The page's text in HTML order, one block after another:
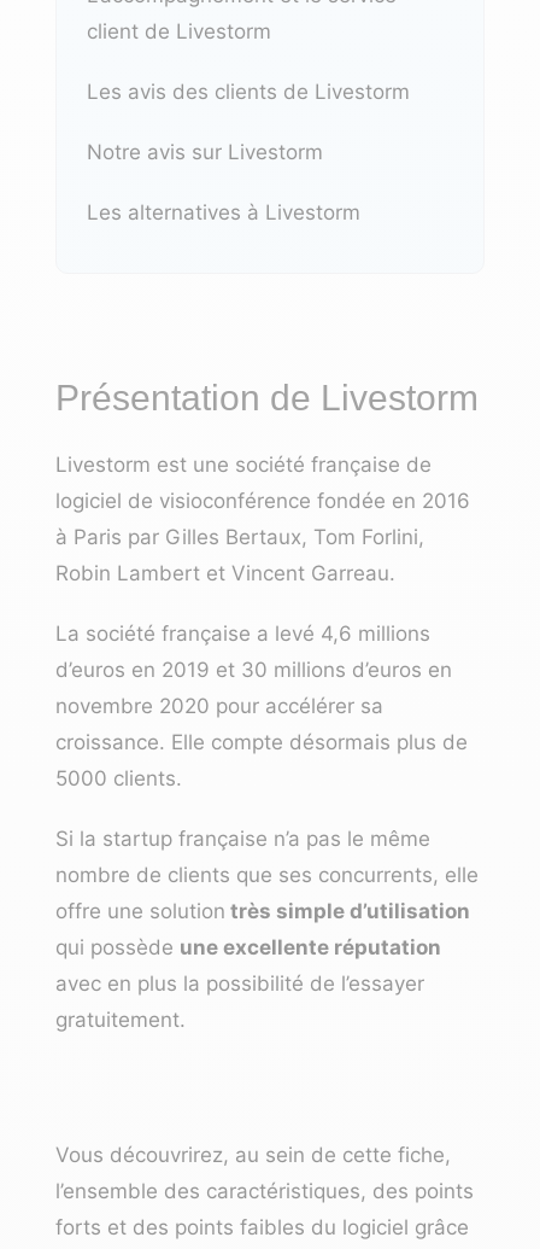
client de Livestorm
Les avis des clients de Livestorm
Notre avis sur Livestorm
Les alternatives à Livestorm
Présentation de Livestorm
Livestorm est une société française de
logiciel de visioconférence fondée en 2016
à Paris par Gilles Bertaux, Tom Forlini,
Robin Lambert et Vincent Garreau.
La société française a levé 4,6 millions
d’euros en 2019 et 30 millions d’euros en
novembre 2020 pour accélérer sa
croissance. Elle compte désormais plus de
5000 clients.
Si la startup française n’a pas le même
nombre de clients que ses concurrents, elle
offre une solution très simple d’utilisation
qui possède une excellente réputation
avec en plus la possibilité de l’essayer
gratuitement.
Vous découvrirez, au sein de cette fiche,
l’ensemble des caractéristiques, des points
forts et des points faibles du logiciel grâce